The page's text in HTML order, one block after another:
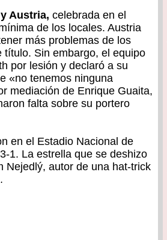
Austria, celebrada en el
de los locales. Austria
más problemas de los
título. Sin embargo, el equipo
por lesión y declaró a su
«no tenemos ninguna
mediación de Enrique Guaita,
falta sobre su portero
en el Estadio Nacional de
1. La estrella que se deshizo
Nejedlý, autor de una hat-trick